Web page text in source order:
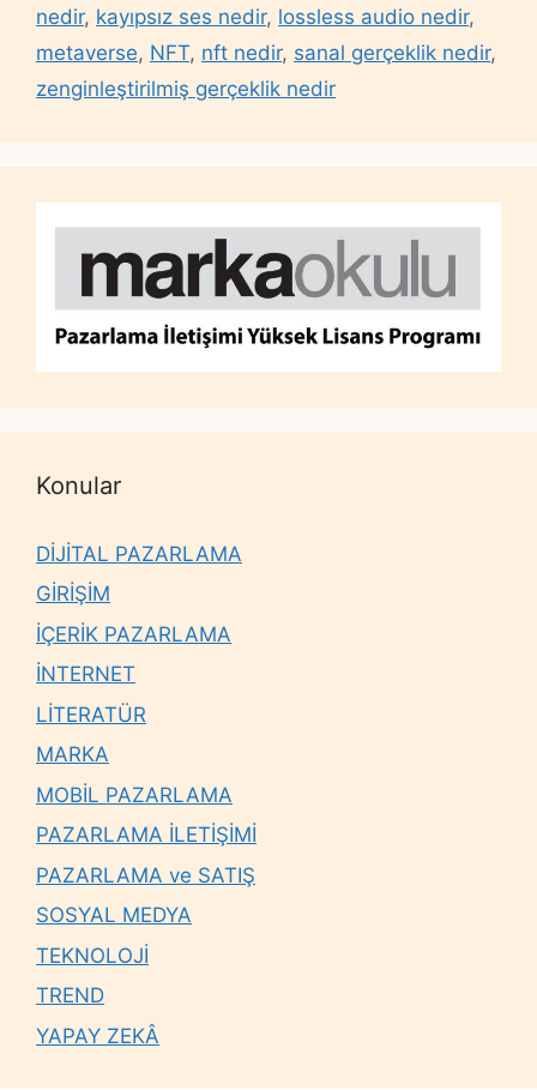
nedir, kayıpsız ses nedir, lossless audio nedir,
metaverse, NFT, nft nedir, sanal gerçeklik nedir,
zenginleştirilmiş gerçeklik nedir
Konular
DİJİTAL PAZARLAMA
GİRİŞİM
İÇERİK PAZARLAMA
İNTERNET
LİTERATÜR
MARKA
MOBİL PAZARLAMA
PAZARLAMA İLETİŞİMİ
PAZARLAMA ve SATIŞ
SOSYAL MEDYA
TEKNOLOJİ
TREND
YAPAY ZEKÂ